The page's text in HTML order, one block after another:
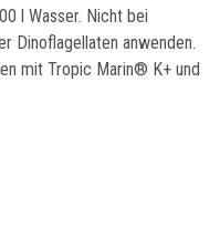
l Wasser. Nicht bei
Dinoflagellaten anwenden.
mit Tropic Marin® K+ und